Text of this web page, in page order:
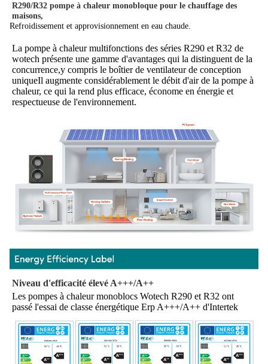
R290/R32 pompe à chaleur monobloque pour le chauffage des
maisons,
Refroidissement et approvisionnement en eau chaude.
La pompe à chaleur multifonctions des séries R290 et R32 de
wotech présente une gamme d'avantages qui la distinguent de la
concurrence,y compris le boîtier de ventilateur de conception
uniqueIl augmente considérablement le débit d'air de la pompe à
chaleur, ce qui la rend plus efficace, économe en énergie et
respectueuse de l'environnement.
Niveau d'efficacité élevé A+++/A++
Les pompes à chaleur monoblocs Wotech R290 et R32 ont
passé l'essai de classe énergétique Erp A+++/A++ d'Intertek